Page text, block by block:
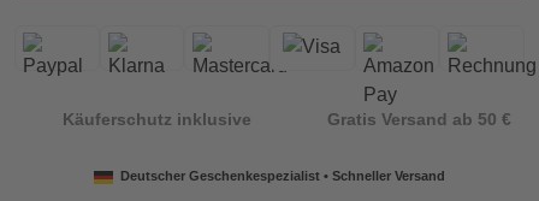
Käuferschutz inklusive Gratis Versand ab 50 €
Deutscher Geschenkespezialist • Schneller Versand